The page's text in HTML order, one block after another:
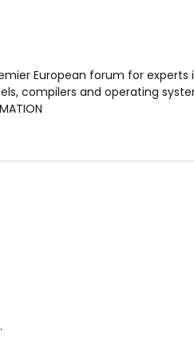
European forum for
compilers and operating